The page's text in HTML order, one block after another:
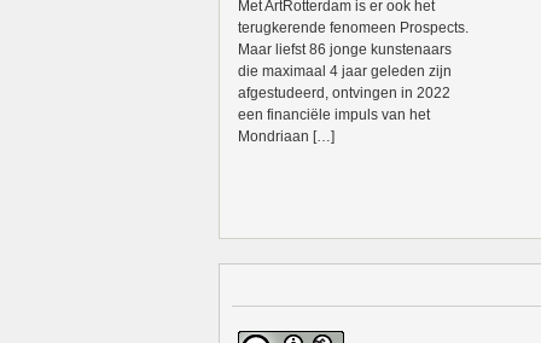
Met ArtRotterdam is er ook het
terugkerende fenomeen Prospects.
Maar liefst 86 jonge kunstenaars
die maximaal 4 jaar geleden zijn
afgestudeerd, ontvingen in 2022
een financiële impuls van het
Mondriaan […]